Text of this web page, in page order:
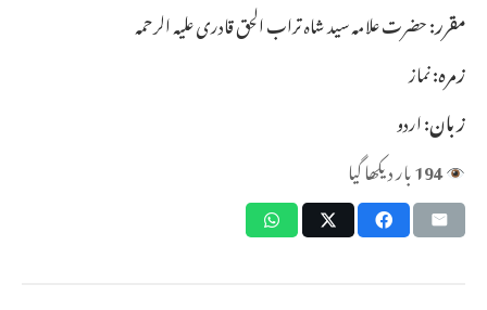
مقرر:حضرت علامہ سید شاہ تراب الحق قادری علیہ الرحمہ
زمرہ:نماز
زبان:اردو
194بار دیکھا گیا